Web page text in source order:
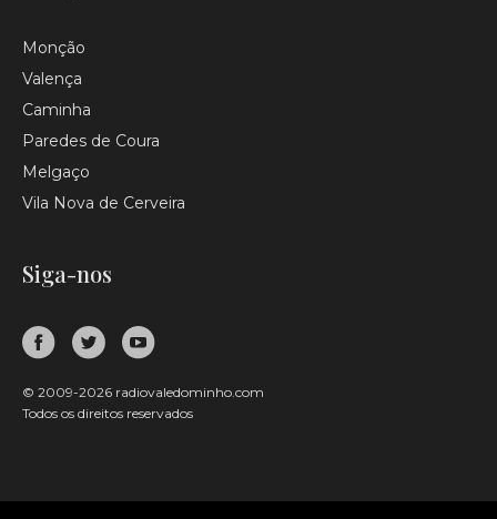
Monção
Valença
Caminha
Paredes de Coura
Melgaço
Vila Nova de Cerveira
Siga-nos
© 2009-2026 radiovaledominho.com
Todos os direitos reservados